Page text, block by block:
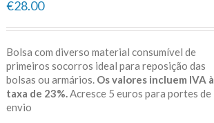
€28.00
Bolsa com diverso material consumível de
primeiros socorros ideal para reposição das
bolsas ou armários. Os valores incluem IVA à
taxa de 23%. Acresce 5 euros para portes de
envio